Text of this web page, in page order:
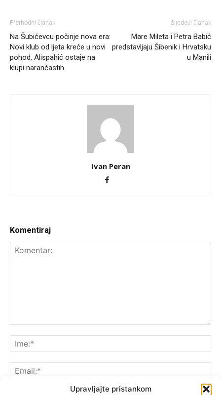
Upravljajte pristankom
Prethodni članak
Na Šubićevcu počinje nova era:
Novi klub od ljeta kreće u novi
pohod, Alispahić ostaje na
klupi narančastih
Sljedeći članak
Mare Mileta i Petra Babić
predstavljaju Šibenik i Hrvatsku
u Manili
Ivan Peran
Komentiraj